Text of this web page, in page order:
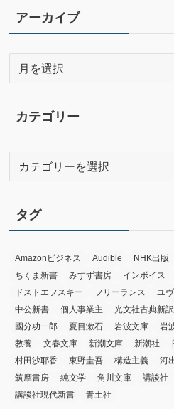
アーカイブ
イ
ブ
カテゴリー
リ
ー
タグ
Amazonビジネス Audible NHK出版
ちくま新書
みすず書房 インボイス
ドストエフスキー
フリーランス ユ
中公新書
個人事業主 光文社古典新
國分功一郎
夏目漱石 岩波文庫 岩
教養
文春文庫 新潮文庫 新潮社
村田沙耶香
東野圭吾 構造主義 河
筑摩書房
純文学 角川文庫 講談社
講談社現代新書
青土社